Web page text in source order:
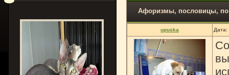
Афоризмы, пословицы,
upuska Дата: